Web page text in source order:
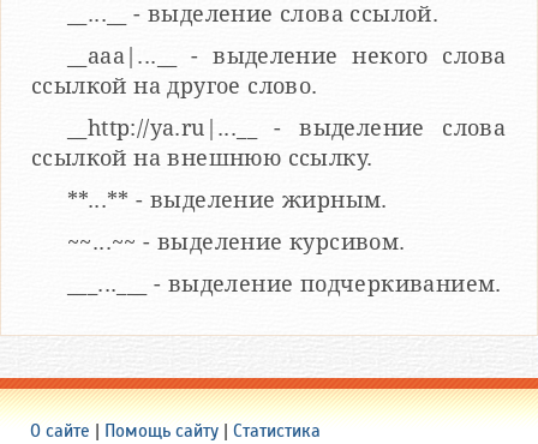
__...__ - выделение слова ссылой.
__aaa|...__ - выделение некого слова
ссылкой на другое слово.
__http://ya.ru|...__ - выделение слова
ссылкой на внешнюю ссылку.
**...** - выделение жирным.
~~...~~ - выделение курсивом.
___...___ - выделение подчеркиванием.
О сайте | Помощь сайту | Статистика